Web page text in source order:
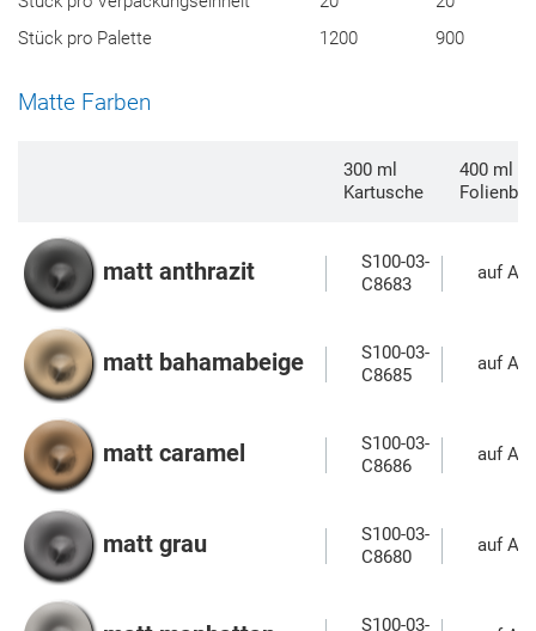
Stück pro Palette
1200 900
Matte Farben
300 ml
Kartusche
400 ml
matt anthrazit
S100-03-
C8683
auf
matt bahamabeige
S100-03-
C8685
auf
matt caramel
S100-03-
C8686
auf
matt grau
S100-03-
C8680
auf
S100-03-